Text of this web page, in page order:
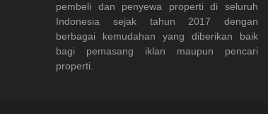
pembeli dan penyewa properti di seluruh
Indonesia sejak tahun 2017 dengan
berbagai kemudahan yang diberikan baik
bagi pemasang iklan maupun pencari
properti.